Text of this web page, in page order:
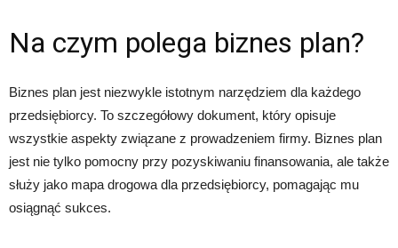
Na czym polega biznes plan?
Biznes plan jest niezwykle istotnym narzędziem dla każdego
przedsiębiorcy. To szczegółowy dokument, który opisuje
wszystkie aspekty związane z prowadzeniem firmy. Biznes plan
jest nie tylko pomocny przy pozyskiwaniu finansowania, ale także
służy jako mapa drogowa dla przedsiębiorcy, pomagając mu
osiągnąć sukces.